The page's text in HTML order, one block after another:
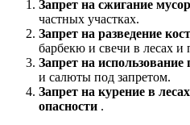
Запрет на сжигание
частных участках.
Запрет на разведение
барбекю и свечи в лесах и
Запрет на использование
и салюты под запретом.
Запрет на курение в
опасности .